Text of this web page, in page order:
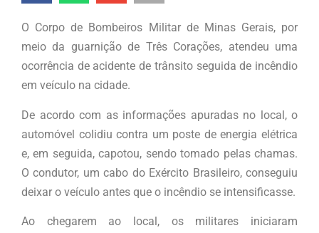
O Corpo de Bombeiros Militar de Minas Gerais, por
meio da guarnição de Três Corações, atendeu uma
ocorrência de acidente de trânsito seguida de incêndio
em veículo na cidade.
De acordo com as informações apuradas no local, o
automóvel colidiu contra um poste de energia elétrica
e, em seguida, capotou, sendo tomado pelas chamas.
O condutor, um cabo do Exército Brasileiro, conseguiu
deixar o veículo antes que o incêndio se intensificasse.
Ao chegarem ao local, os militares iniciaram